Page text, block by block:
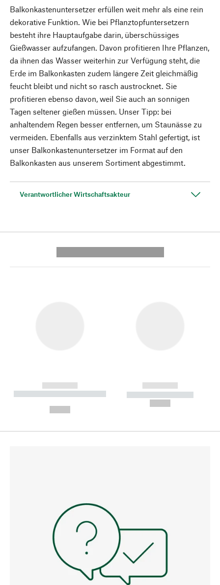
Balkonkastenuntersetzer erfüllen weit mehr als eine rein
dekorative Funktion. Wie bei Pflanztopfuntersetzern
besteht ihre Hauptaufgabe darin, überschüssiges
Gießwasser aufzufangen. Davon profitieren Ihre Pflanzen,
da ihnen das Wasser weiterhin zur Verfügung steht, die
Erde im Balkonkasten zudem längere Zeit gleichmäßig
feucht bleibt und nicht so rasch austrocknet. Sie
profitieren ebenso davon, weil Sie auch an sonnigen
Tagen seltener gießen müssen. Unser Tipp: bei
anhaltendem Regen besser entfernen, um Staunässe zu
vermeiden. Ebenfalls aus verzinktem Stahl gefertigt, ist
unser Balkonkastenuntersetzer im Format auf den
Balkonkasten aus unserem Sortiment abgestimmt.
Verantwortlicher Wirtschaftsakteur
------------
----------- ----------- --------
------------
----------- -----------